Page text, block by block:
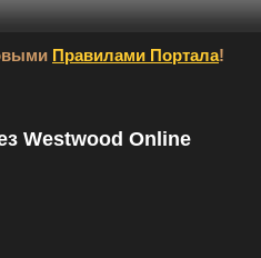
Правилами Портала!
Westwood Online